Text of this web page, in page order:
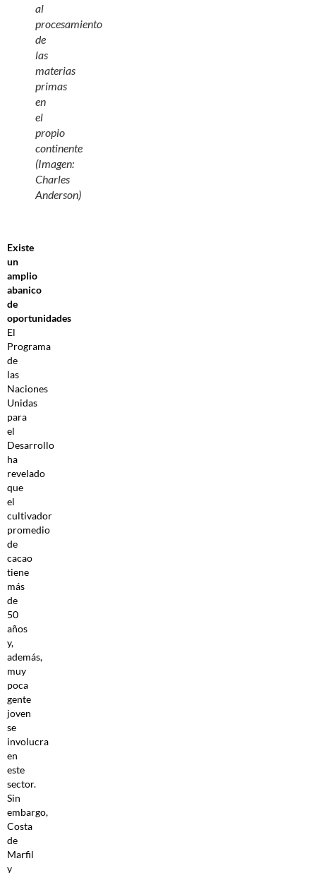
al
procesamiento
de
las
materias
primas
en
el
propio
continente
(Imagen:
Charles
Anderson)
Existe
un
amplio
abanico
de
oportunidades
El
Programa
de
las
Naciones
Unidas
para
el
Desarrollo
ha
revelado
que
el
cultivador
promedio
de
cacao
tiene
más
de
50
años
y,
además,
muy
poca
gente
joven
se
involucra
en
este
sector.
Sin
embargo,
Costa
de
Marfil
y